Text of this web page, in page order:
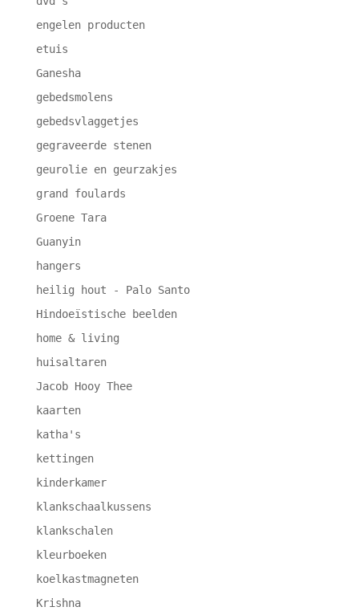
engelen producten
etuis
Ganesha
gebedsmolens
gebedsvlaggetjes
gegraveerde stenen
geurolie en geurzakjes
grand foulards
Groene Tara
Guanyin
hangers
heilig hout - Palo Santo
Hindoeïstische beelden
home & living
huisaltaren
Jacob Hooy Thee
kaarten
katha's
kettingen
kinderkamer
klankschaalkussens
klankschalen
kleurboeken
koelkastmagneten
Krishna